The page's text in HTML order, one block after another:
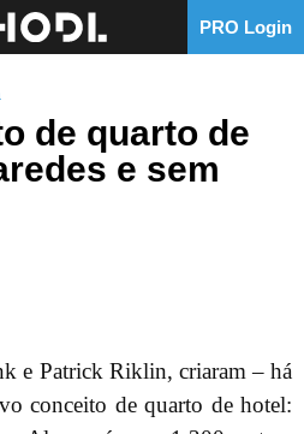
PRO Login
de quarto de
e sem
e Patrick Riklin, criaram – há
conceito de quarto de hotel: